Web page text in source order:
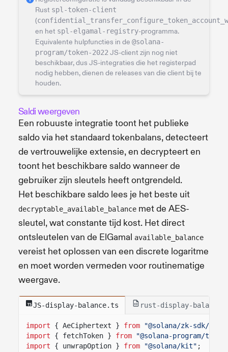
Rust spl-token-client
(
en het spl-elgamal-registry-programma.
Equivalente hulpfuncties in de @solana-
program/token-2022 JS-client zijn nog niet
beschikbaar, dus JS-integraties die het registerpad
nodig hebben, dienen de releases van die client bij te
houden.
Saldi weergeven
Een robuuste integratie toont het publieke
saldo via het standaard tokenbalans, detecteert
de vertrouwelijke extensie, en decrypteert en
toont het beschikbare saldo wanneer de
gebruiker zijn sleutels heeft ontgrendeld.
Het beschikbare saldo lees je het beste uit
decryptable_available_balance met de AES-
sleutel, wat constante tijd kost. Het direct
ontsleutelen van de ElGamal available_balance
vereist het oplossen van een discrete logaritme
en moet worden vermeden voor routinematige
weergave.
JS-display-balance.ts rust-display-
import { AeCiphertext } from
"@solana/zk-sdk/
import
{ fetchToken } from
"@solana-program/
import
{ unwrapOption } from "@solana/kit" ;